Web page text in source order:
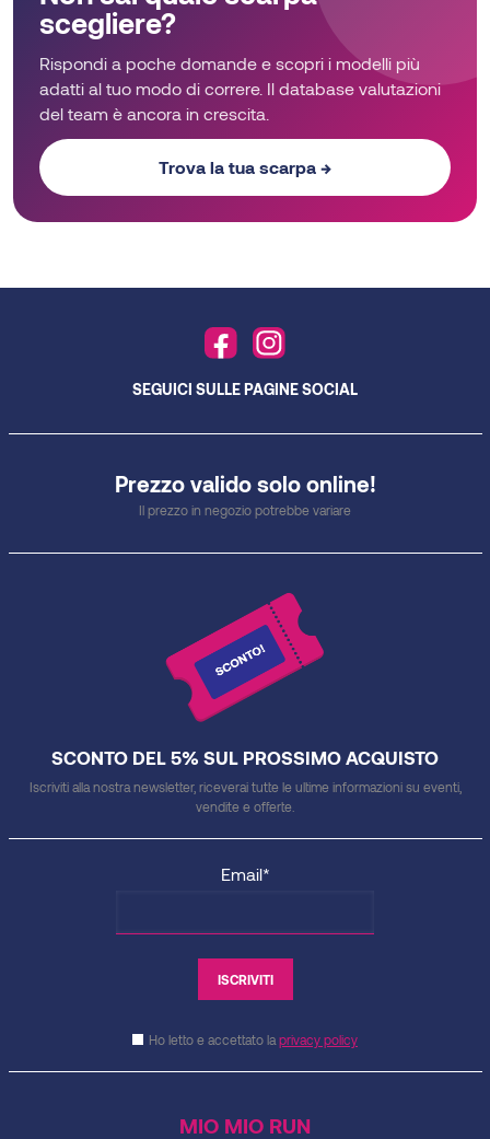
scegliere?
Rispondi a poche domande e scopri i modelli più
adatti al tuo modo di correre. Il database valutazioni
del team è ancora in crescita.
Trova la tua scarpa →
Prezzo valido solo online!
Il prezzo in negozio potrebbe variare
SEGUICI SULLE PAGINE SOCIAL
SCONTO DEL 5% SUL PROSSIMO ACQUISTO
Iscriviti alla nostra newsletter, riceverai tutte le ultime informazioni su eventi,
vendite e offerte.
Email*
Ho letto e accettato la privacy policy
MIO MIO RUN